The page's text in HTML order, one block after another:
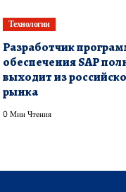
Технологии
Разработчик
обеспечения SAP
выходит из
рынка
0 Мин Чтения